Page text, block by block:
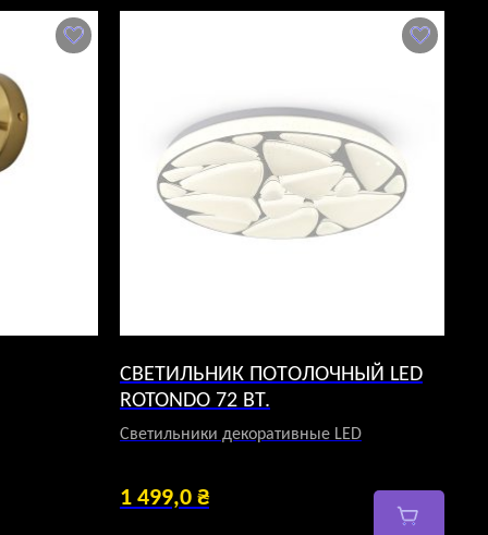
СВЕТИЛЬНИК ПОТОЛОЧНЫЙ LED
ROTONDO 72 ВТ.
Светильники декоративные LED
1 499,0 ₴